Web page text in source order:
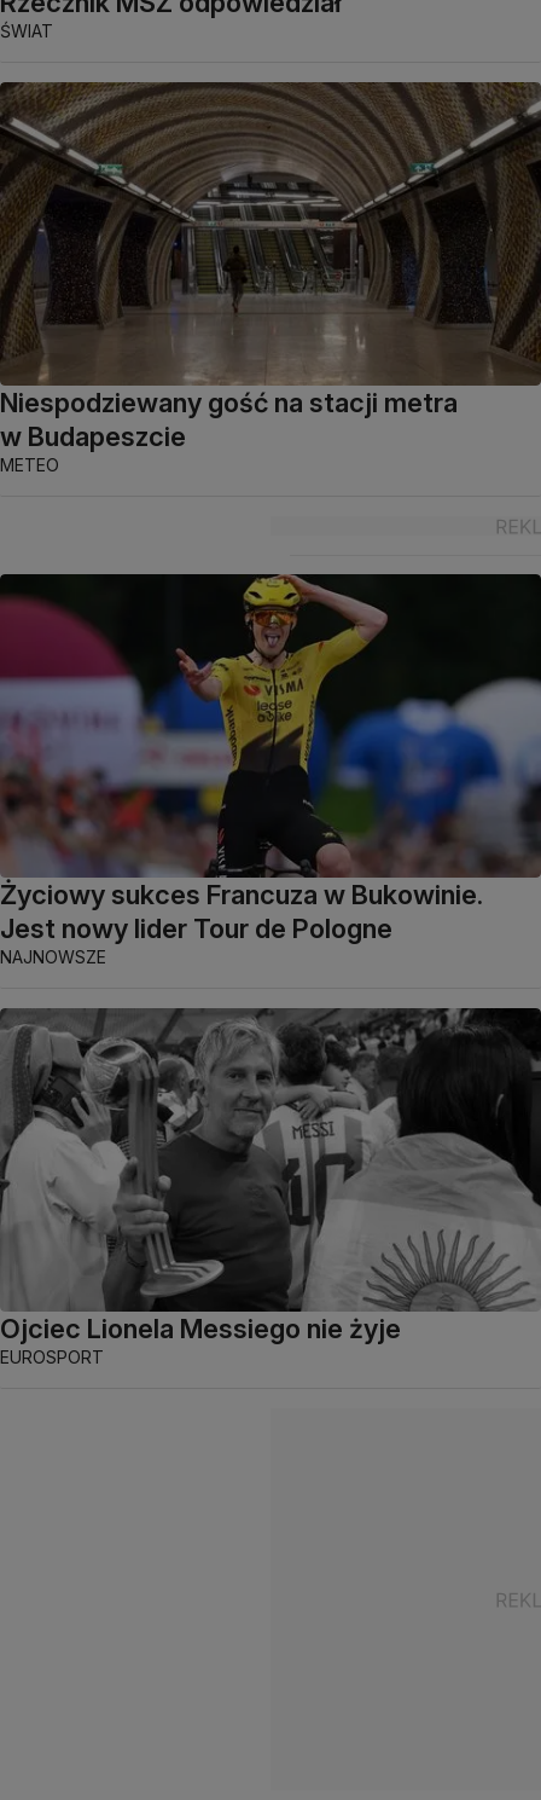
ŚWIAT
Niespodziewany gość na stacji metra
w Budapeszcie
METEO
Życiowy sukces Francuza w Bukowinie.
Jest nowy lider Tour de Pologne
NAJNOWSZE
Ojciec Lionela Messiego nie żyje
EUROSPORT